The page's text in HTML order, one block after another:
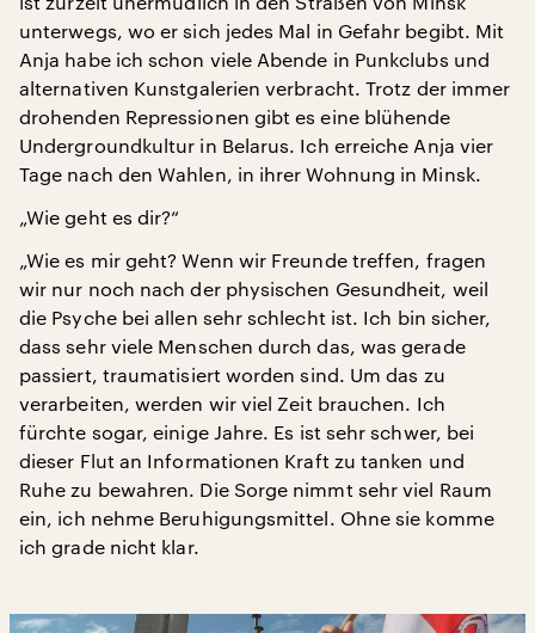
unterwegs, wo er sich jedes Mal in Gefahr begibt. Mit
Anja habe ich schon viele Abende in Punkclubs und
alternativen Kunstgalerien verbracht. Trotz der immer
drohenden Repressionen gibt es eine blühende
Undergroundkultur in Belarus. Ich erreiche Anja vier
Tage nach den Wahlen, in ihrer Wohnung in Minsk.
„Wie geht es dir?“
„Wie es mir geht? Wenn wir Freunde treffen, fragen
wir nur noch nach der physischen Gesundheit, weil
die Psyche bei allen sehr schlecht ist. Ich bin sicher,
dass sehr viele Menschen durch das, was gerade
passiert, traumatisiert worden sind. Um das zu
verarbeiten, werden wir viel Zeit brauchen. Ich
fürchte sogar, einige Jahre. Es ist sehr schwer, bei
dieser Flut an Informationen Kraft zu tanken und
Ruhe zu bewahren. Die Sorge nimmt sehr viel Raum
ein, ich nehme Beruhigungsmittel. Ohne sie komme
ich grade nicht klar.